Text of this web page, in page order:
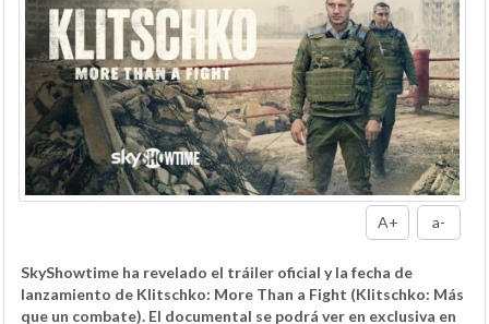
A+ a-
SkyShowtime ha revelado el tráiler oficial y la fecha de
lanzamiento de Klitschko: More Than a Fight (Klitschko: Más
que un combate). El documental se podrá ver en exclusiva en